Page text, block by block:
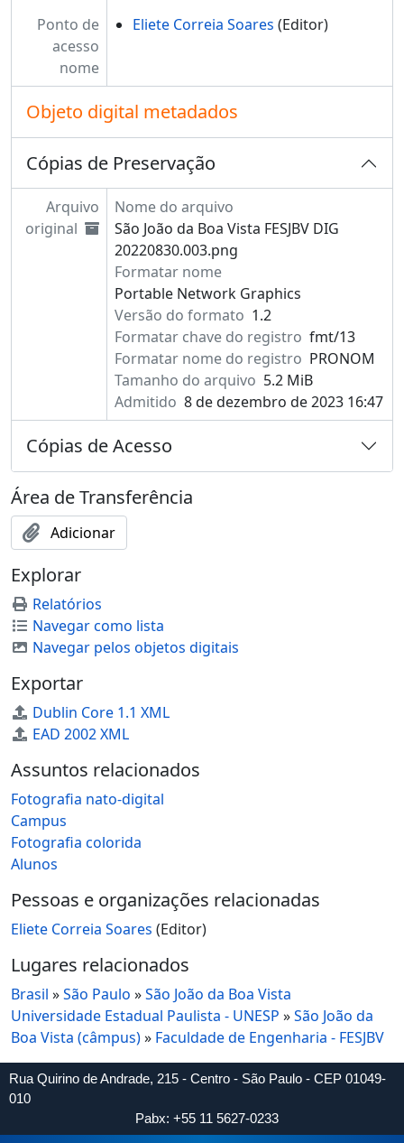
Ponto de
acesso
nome
Eliete Correia Soares (Editor)
Objeto digital metadados
Cópias de Preservação
Arquivo
original
Nome do arquivo
São João da Boa Vista FESJBV DIG
20220830.003.png
Formatar nome
Portable Network Graphics
Versão do formato 1.2
Formatar chave do registro fmt/13
Formatar nome do registro PRONOM
Tamanho do arquivo 5.2 MiB
Admitido 8 de dezembro de 2023 16:47
Cópias de Acesso
Área de Transferência
Adicionar
Explorar
Relatórios
Navegar como lista
Navegar pelos objetos digitais
Exportar
Dublin Core 1.1 XML
EAD 2002 XML
Assuntos relacionados
Fotografia nato-digital
Campus
Fotografia colorida
Alunos
Pessoas e organizações relacionadas
Eliete Correia Soares (Editor)
Lugares relacionados
Brasil »São Paulo »São João da Boa Vista
Universidade Estadual Paulista - UNESP »São João da
Boa Vista (câmpus)» Faculdade de Engenharia - FESJBV
Rua Quirino de Andrade, 215 - Centro - São Paulo - CEP 01049-
010
Pabx: +55 11 5627-0233